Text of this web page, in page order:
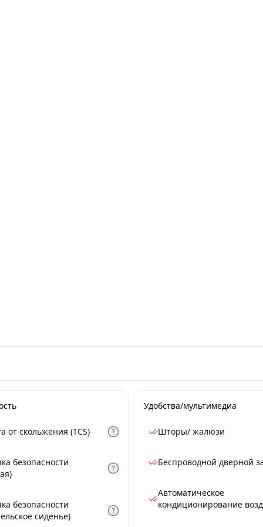
от скольжения (TCS)
безопасности
безопасности
сиденье)
Удобства/мультимедиа
Шторы/ жалюзи
Беспроводной дверной
Автоматическое
кондиционирование